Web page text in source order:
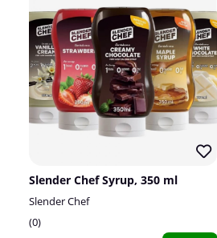
Slender Chef Syrup, 350 ml
Slender Chef
0